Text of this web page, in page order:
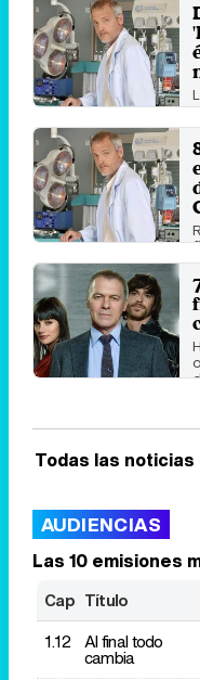
Todas las noticias
AUDIENCIAS
Las 10 emisiones
Cap Título
1.12 Al final todo
cambia